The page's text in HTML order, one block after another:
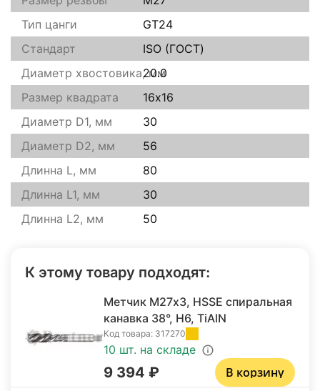
Тип цанги
GT24
Стандарт
ISO (ГОСТ)
Диаметр хвостовика, мм
20.0
Размер квадрата
16х16
Диаметр D1, мм
30
Диаметр D2, мм
56
Длинна L, мм
80
Длинна L1, мм
30
Длинна L2, мм
50
К этому товару подходят:
Метчик M27х3, HSSE спиральная
канавка 38°, H6, TiAlN
Код товара: 317270
10 шт. на складе
9 394 ₽ В корзину